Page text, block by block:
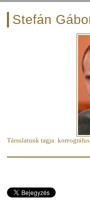
Stefán
Társulatunk tagja: koreográfus